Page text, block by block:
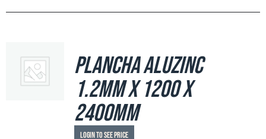
Plancha Aluzinc
1.2mm x 1200 x
2400mm
Login to see price